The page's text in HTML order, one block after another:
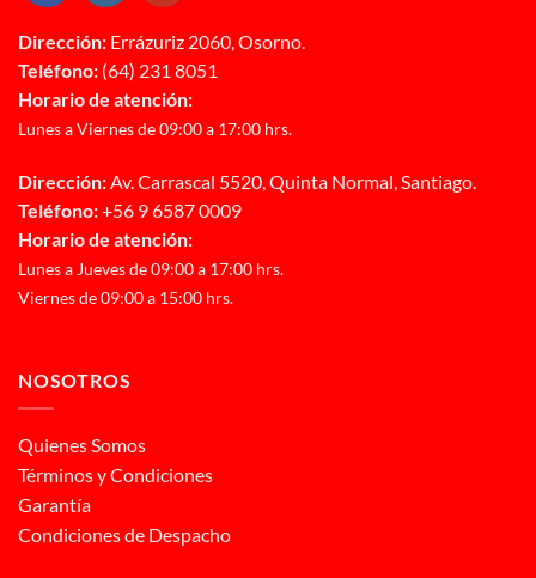
Dirección: Errázuriz 2060, Osorno.
Teléfono: (64) 231 8051
Horario de atención:
Lunes a Viernes de 09:00 a 17:00 hrs.
Dirección:Av. Carrascal 5520, Quinta Normal, Santiago.
Teléfono:+56 9 6587 0009
Horario de atención:
Lunes a Jueves de 09:00 a 17:00 hrs.
Viernes de 09:00 a 15:00 hrs.
NOSOTROS
Quienes Somos
Términos y Condiciones
Garantía
Condiciones de Despacho